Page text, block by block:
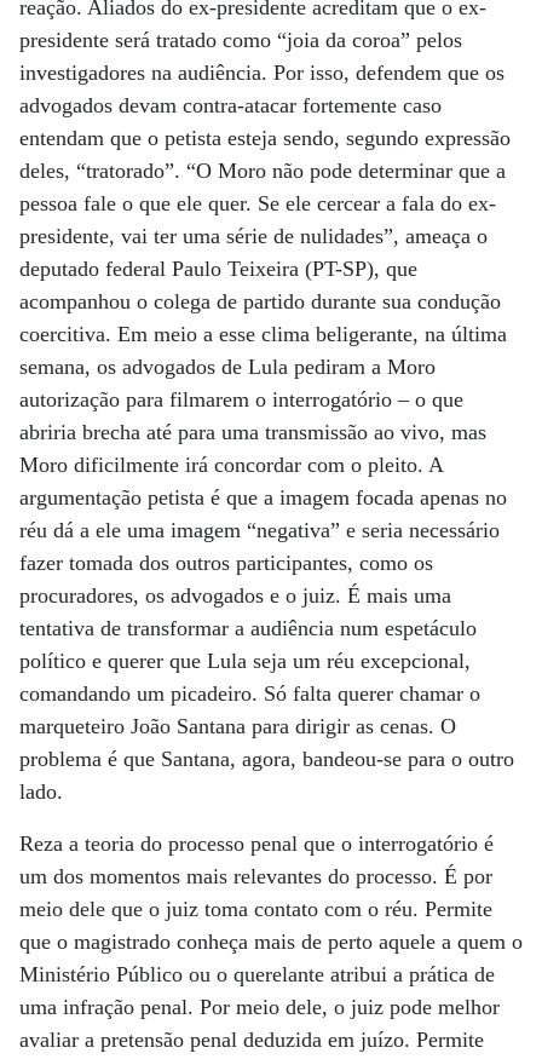
reação. Aliados do ex-presidente acreditam que o ex-
presidente será tratado como “joia da coroa” pelos
investigadores na audiência. Por isso, defendem que os
advogados devam contra-atacar fortemente caso
entendam que o petista esteja sendo, segundo expressão
deles, “tratorado”. “O Moro não pode determinar que a
pessoa fale o que ele quer. Se ele cercear a fala do ex-
presidente, vai ter uma série de nulidades”, ameaça o
deputado federal Paulo Teixeira (PT-SP), que
acompanhou o colega de partido durante sua condução
coercitiva. Em meio a esse clima beligerante, na última
semana, os advogados de Lula pediram a Moro
autorização para filmarem o interrogatório – o que
abriria brecha até para uma transmissão ao vivo, mas
Moro dificilmente irá concordar com o pleito. A
argumentação petista é que a imagem focada apenas no
réu dá a ele uma imagem “negativa” e seria necessário
fazer tomada dos outros participantes, como os
procuradores, os advogados e o juiz. É mais uma
tentativa de transformar a audiência num espetáculo
político e querer que Lula seja um réu excepcional,
comandando um picadeiro. Só falta querer chamar o
marqueteiro João Santana para dirigir as cenas. O
problema é que Santana, agora, bandeou-se para o outro
lado.
Reza a teoria do processo penal que o interrogatório é
um dos momentos mais relevantes do processo. É por
meio dele que o juiz toma contato com o réu. Permite
que o magistrado conheça mais de perto aquele a quem o
Ministério Público ou o querelante atribui a prática de
uma infração penal. Por meio dele, o juiz pode melhor
avaliar a pretensão penal deduzida em juízo. Permite